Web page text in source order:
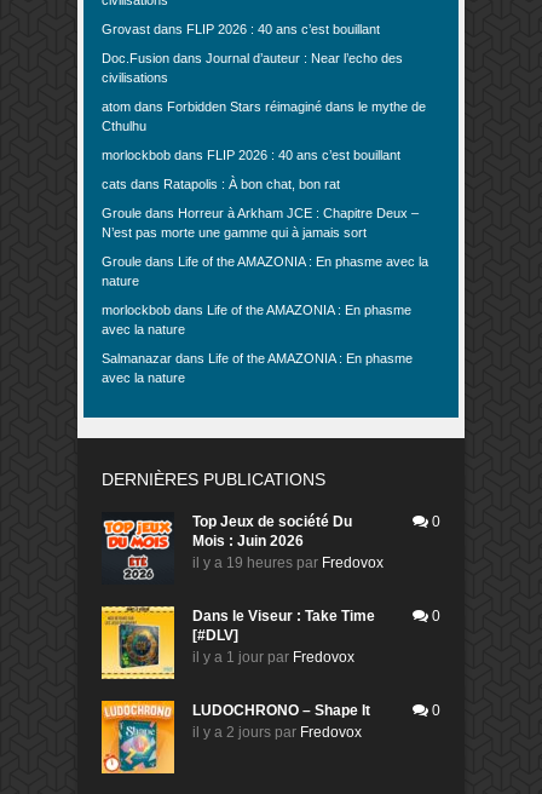
Grovast dans FLIP 2026 : 40 ans c’est bouillant
Doc.Fusion dans Journal d’auteur : Near l’echo des
civilisations
atom dans Forbidden Stars réimaginé dans le mythe de
Cthulhu
morlockbob dans FLIP 2026 : 40 ans c’est bouillant
cats dans Ratapolis : À bon chat, bon rat
Groule dans Horreur à Arkham JCE : Chapitre Deux –
N’est pas morte une gamme qui à jamais sort
Groule dans Life of the AMAZONIA : En phasme avec la
nature
morlockbob dans Life of the AMAZONIA : En phasme
avec la nature
Salmanazar dans Life of the AMAZONIA : En phasme
avec la nature
DERNIÈRES PUBLICATIONS
Top Jeux de société Du
Mois : Juin 2026
il y a 19 heures par Fredovox
0
Dans le Viseur : Take Time
[#DLV]
il y a 1 jour par Fredovox
0
LUDOCHRONO – Shape It
il y a 2 jours par Fredovox
0